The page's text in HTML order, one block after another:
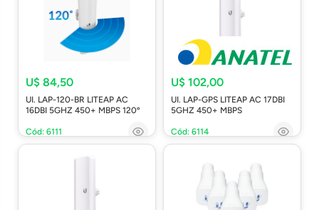
U$ 84,50
UI. LAP-120-BR LITEAP AC
16DBI 5GHZ 450+ MBPS 120º
Cód: 6111
U$ 102,00
UI. LAP-GPS LITEAP AC 17DBI
5GHZ 450+ MBPS
Cód: 6114